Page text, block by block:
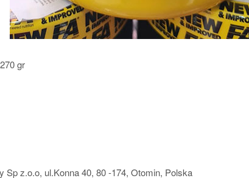
gr
Sp z.o.o, ul.Konna 40, 80 -174, Otomin, Polska